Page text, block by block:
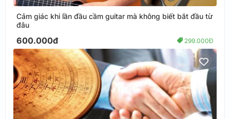
Cảm giác khi lần đầu cầm guitar mà không biết bắt đầu từ
đâu
600.000đ 299.000Đ